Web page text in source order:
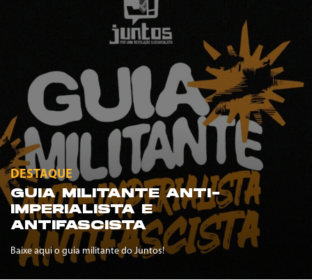
DESTAQUE
GUIA MILITANTE ANTI-
IMPERIALISTA E
ANTIFASCISTA
Baixe aqui o guia militante do Juntos!